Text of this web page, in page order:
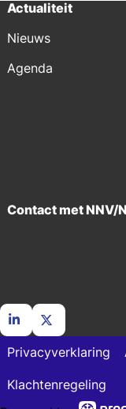
Actualiteit
Nieuws
Agenda
Contact met NNV/
Go
LinkedIn
X
Privacyverklaring
Klachtenregeling